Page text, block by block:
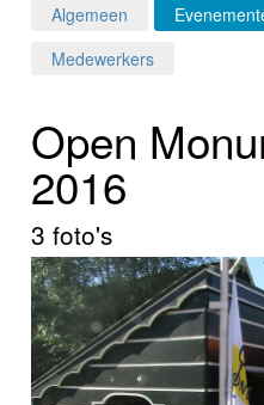
Programma's
Foto's
Video
Webcam
Algemeen
Medewerkers
Open
2016
3 foto's